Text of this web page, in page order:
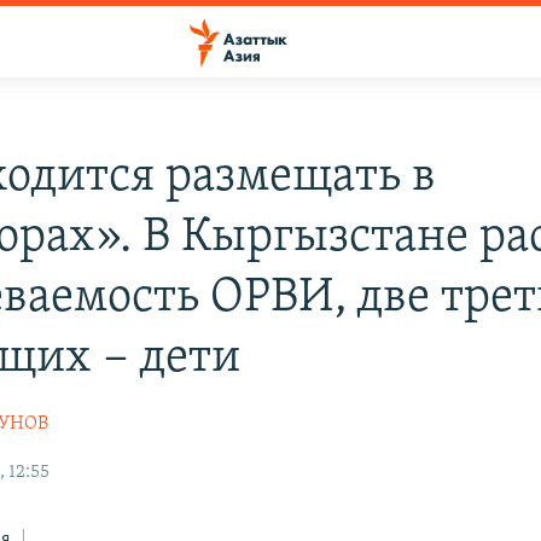
размещать в
В Кыргызстане
ОРВИ, две
− дети
12:55